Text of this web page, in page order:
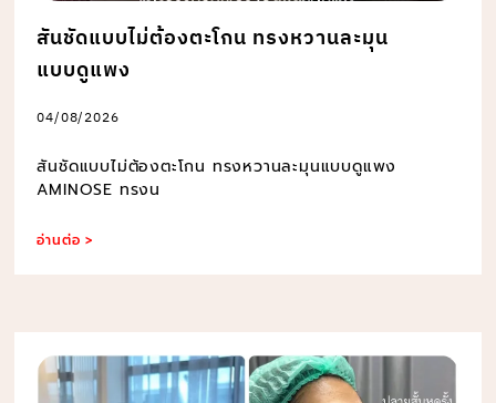
สันชัดแบบไม่ต้องตะโกน ทรงหวานละมุน
แบบดูแพง
04/08/2026
สันชัดแบบไม่ต้องตะโกน ทรงหวานละมุนแบบดูแพง
AMINOSE ทรงน
อ่านต่อ >